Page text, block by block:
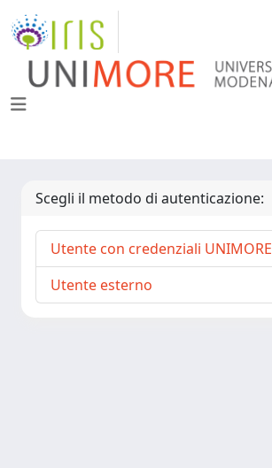
Scegli il metodo di autenticazione:
Utente con credenziali UNIMORE
Utente esterno